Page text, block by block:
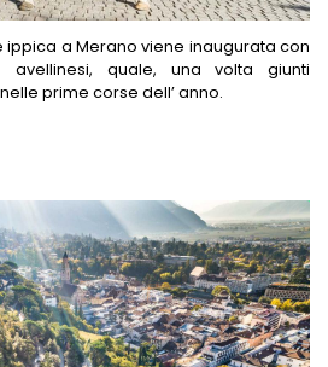
ippica a Merano viene inaugurata con
quale, una volta giunti
prime corse dell’ anno.